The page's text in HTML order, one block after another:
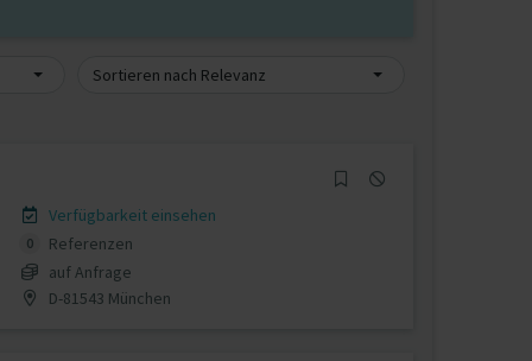
Sortieren nach Relevanz
Verfügbarkeit einsehen
0
Referenzen
auf Anfrage
D-81543 München